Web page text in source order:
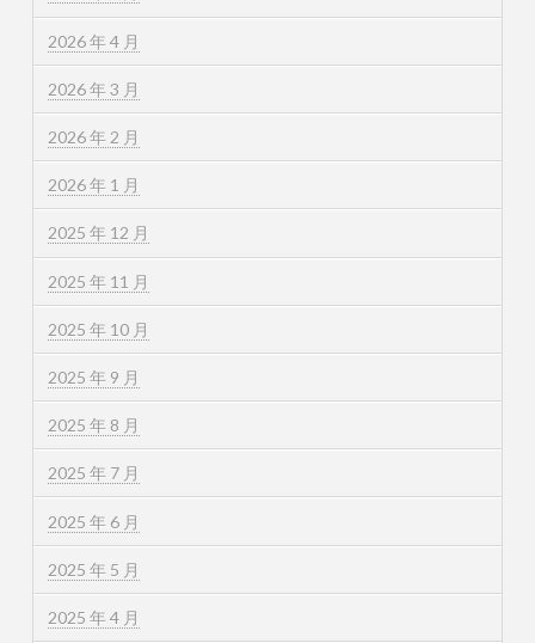
2026 年 4 月
2026 年 3 月
2026 年 2 月
2026 年 1 月
2025 年 12 月
2025 年 11 月
2025 年 10 月
2025 年 9 月
2025 年 8 月
2025 年 7 月
2025 年 6 月
2025 年 5 月
2025 年 4 月